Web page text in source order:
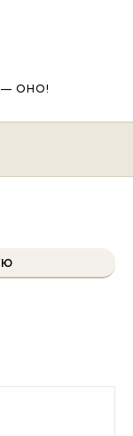
— ОНО!